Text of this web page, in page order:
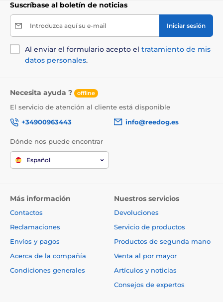
Crianza Accesorios para pasear
Con cuerda Para perros pequeños
Suscríbase al boletín de noticias
Introduzca aquí su e-mail Iniciar sesión
Al enviar el formulario acepto el tratamiento de mis
datos personales.
Necesita ayuda ? offline
El servicio de atención al cliente está disponible
+34900963443
info@reedog.es
Dónde nos puede encontrar
Español
Más información
Contactos
Reclamaciones
Envíos y pagos
Acerca de la compañía
Condiciones generales
Nuestros servicios
Devoluciones
Servicio de productos
Productos de segunda mano
Venta al por mayor
Artículos y noticias
Consejos de expertos